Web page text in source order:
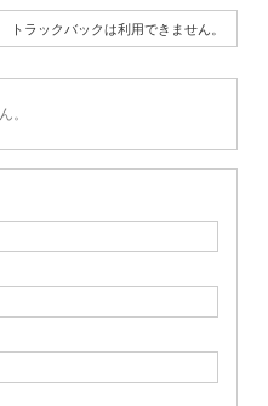
トラックバックは利用できません。
。